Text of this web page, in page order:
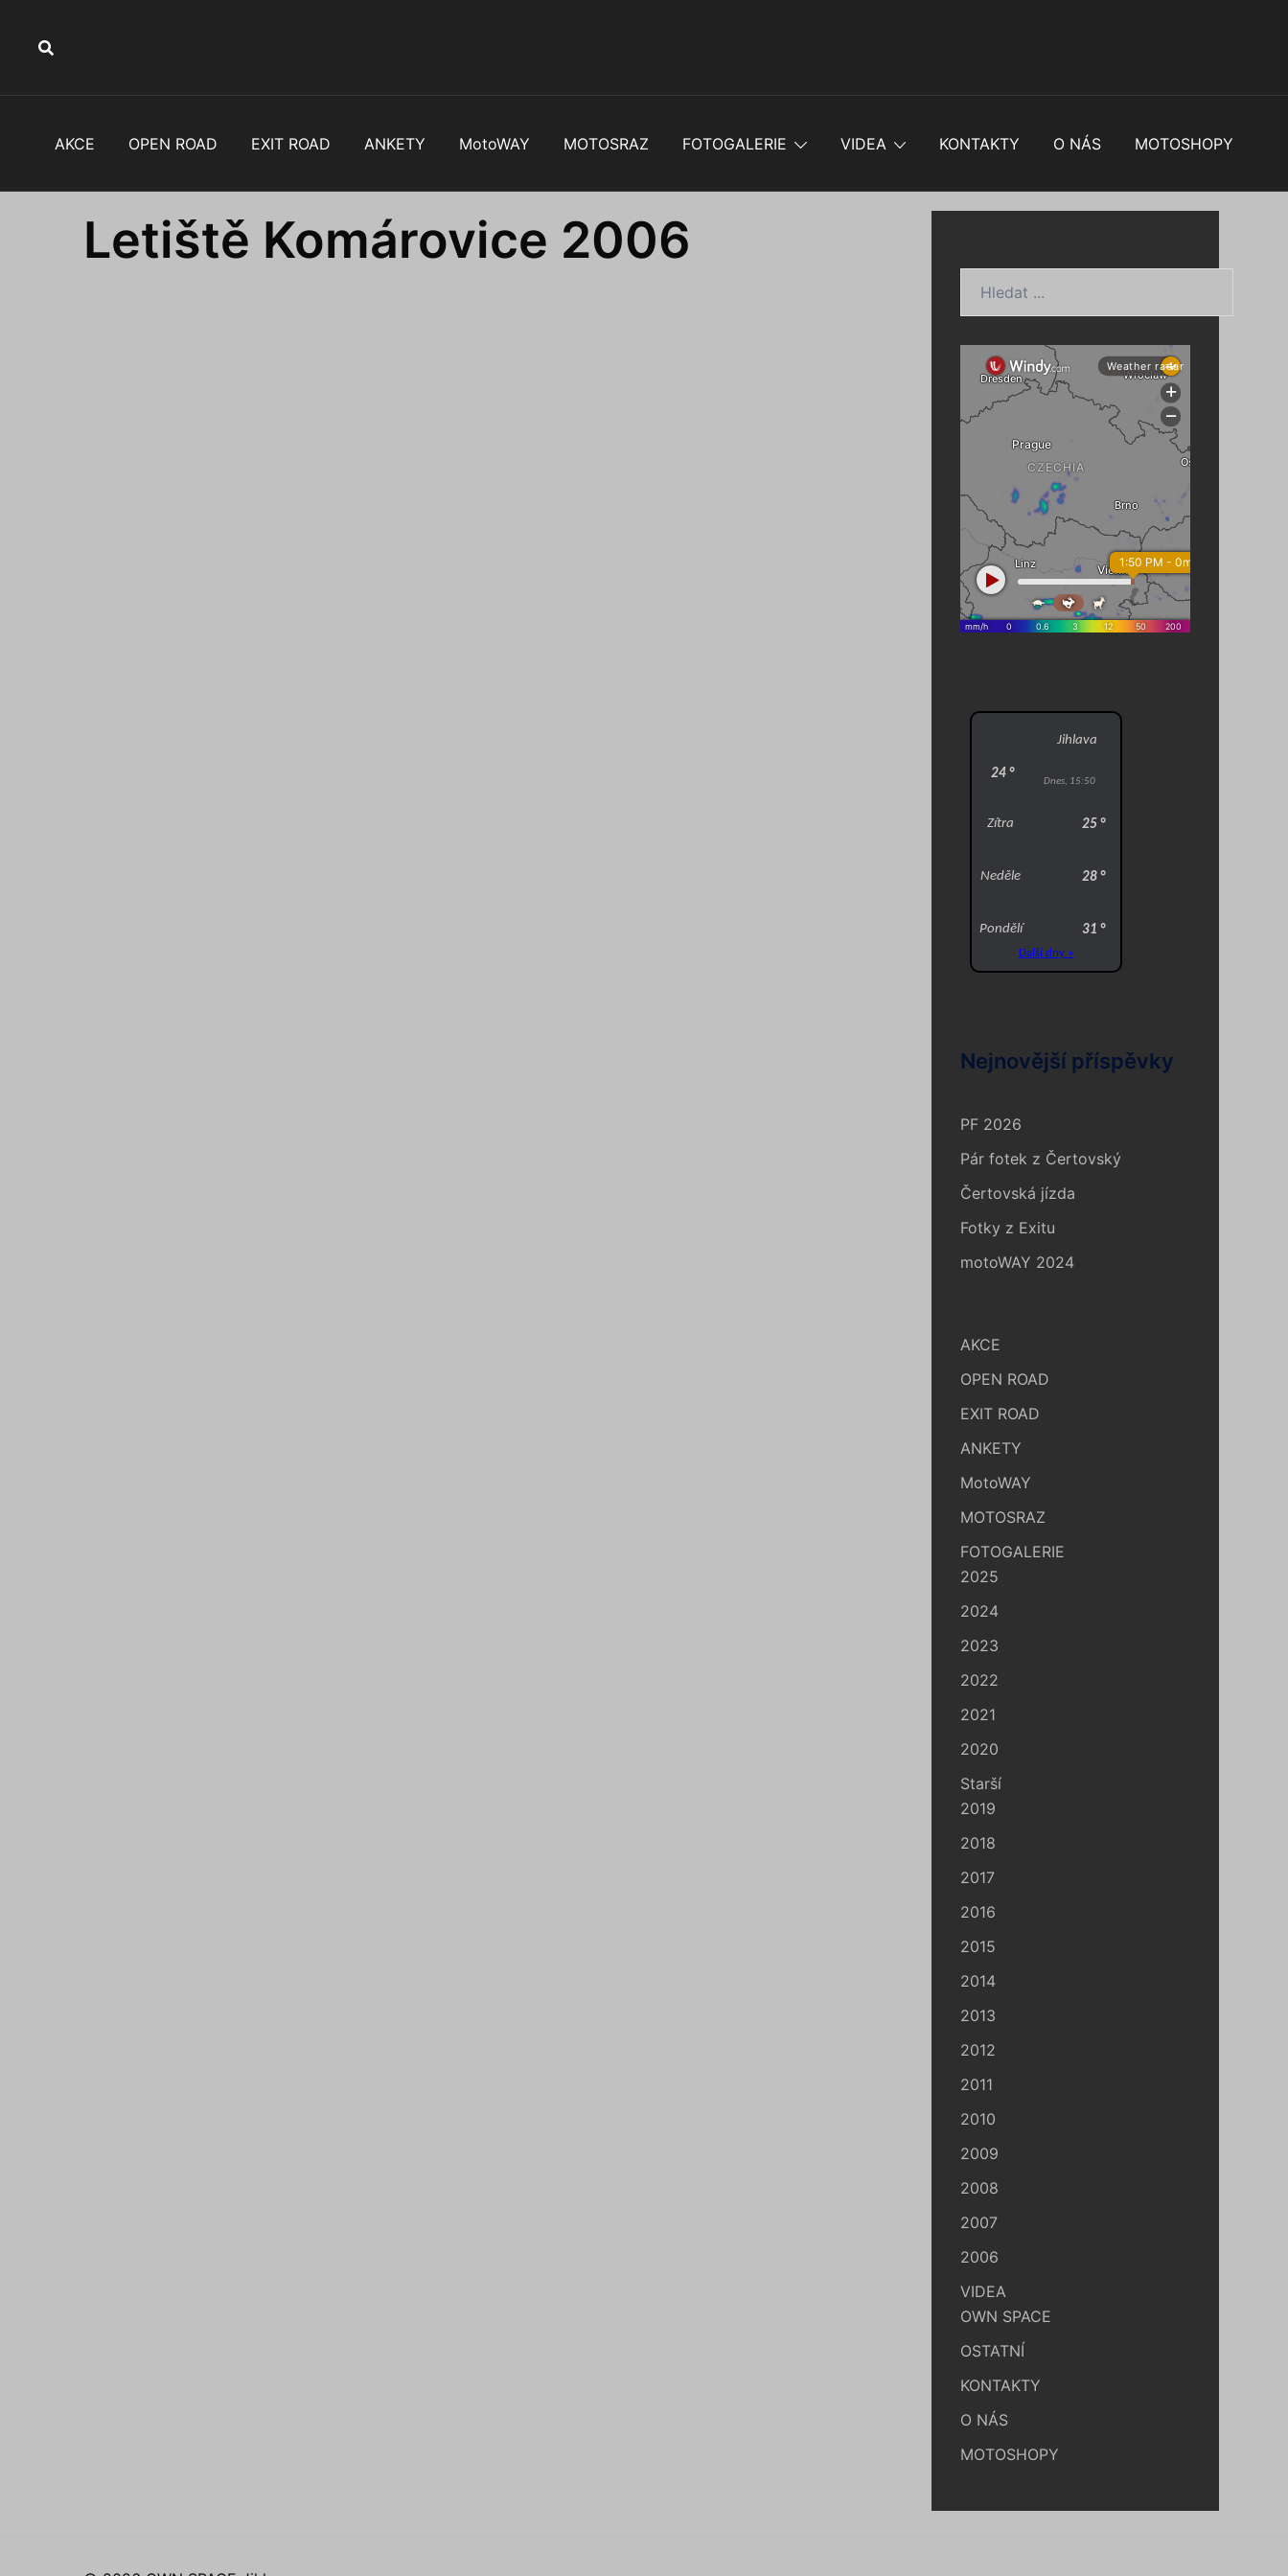
content
AKCE OPEN ROAD EXIT ROAD ANKETY MotoWAY MOTOSRAZ FOTOGALERIE VIDEA KONTAKTY O NÁS MOTOSHOPY
Letiště Komárovice 2006
Nejnovější příspěvky
PF 2026
Pár fotek z Čertovský
Čertovská jízda
Fotky z Exitu
motoWAY 2024
AKCE
OPEN ROAD
EXIT ROAD
ANKETY
MotoWAY
MOTOSRAZ
FOTOGALERIE
2025
2024
2023
2022
2021
2020
Starší
2019
2018
2017
2016
2015
2014
2013
2012
2011
2010
2009
2008
2007
2006
VIDEA
OWN SPACE
OSTATNÍ
KONTAKTY
O NÁS
MOTOSHOPY